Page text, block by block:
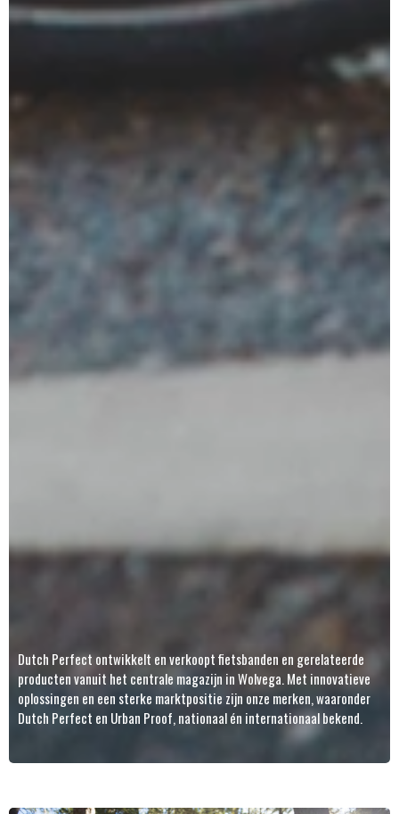
Dutch Perfect ontwikkelt en verkoopt fietsbanden en gerelateerde
producten vanuit het centrale magazijn in Wolvega. Met innovatieve
oplossingen en een sterke marktpositie zijn onze merken, waaronder
Dutch Perfect en Urban Proof, nationaal én internationaal bekend.